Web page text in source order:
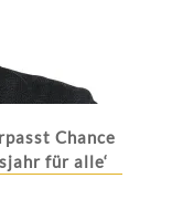
Chance
für alle‘